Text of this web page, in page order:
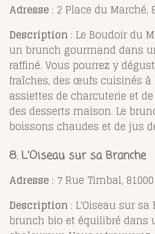
Adresse : 2 Place du Marché,
Description : Le Boudoir du
un brunch gourmand dans
raffiné. Vous pourrez y
fraîches, des œufs cuisinés à
assiettes de charcuterie et
des desserts maison. Le
boissons chaudes et de jus
8.L'Oiseau sur sa Branche
Adresse : 7 Rue Timbal,
Description : L'Oiseau sur
brunch bio et équilibré dans